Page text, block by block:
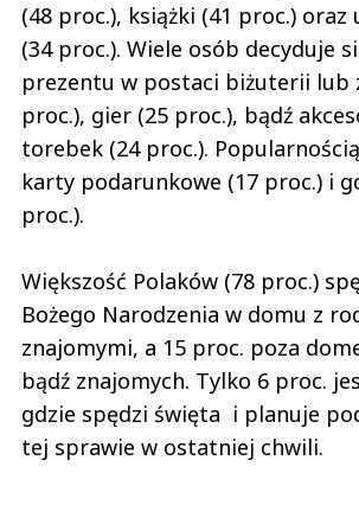
(48 proc.), książki (41 proc.)
(34 proc.). Wiele osób decyduje
prezentu w postaci biżuterii lub
proc.), gier (25 proc.), bądź
torebek (24 proc.).
karty podarunkowe (17 proc.) i
proc.).
Większość Polaków (78 proc.)
Bożego Narodzenia w domu z
znajomymi, a 15 proc. poza
bądź znajomych. Tylko 6 proc.
gdzie spędzi święta i planuje
tej sprawie w ostatniej chwili.